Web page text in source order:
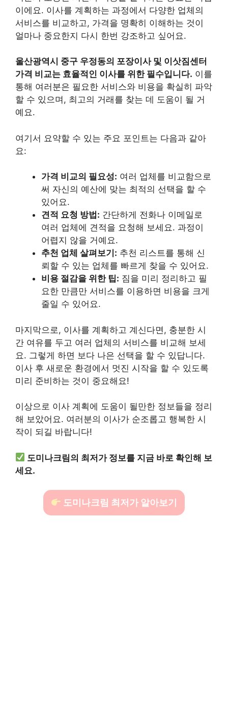
이에요. 이사를 계획하는 과정에서 다양한 업체의
서비스를 비교하고, 가격을 명확히 이해하는 것이
얼마나 중요한지 다시 한번 강조하고 싶어요.
울산광역시 중구 우정동의 포장이사 및 이삿짐센터
가격 비교는 효율적인 이사를 위한 필수입니다. 이를
통해 여러분은 필요한 서비스와 비용을 확실히 파악
할 수 있으며, 최고의 거래를 찾는 데 도움이 될 거
예요.
여기서 요약할 수 있는 주요 포인트는 다음과 같아
요:
가격 비교의 필요성: 여러 업체를 비교함으로
써 자신의 예산에 맞는 최적의 선택을 할 수
있어요.
견적 요청 방법: 간단하게 전화나 이메일로
여러 업체에 견적을 요청해 보세요. 과정이
어렵지 않을 거예요.
추천 업체 살펴보기: 추천 리스트를 통해 신
뢰할 수 있는 업체를 빠르게 찾을 수 있어요.
비용 절감을 위한 팁: 짐을 미리 정리하고 필
요한 만큼만 서비스를 이용하면 비용을 크게
줄일 수 있어요.
마지막으로, 이사를 계획하고 계신다면, 충분한 시
간 여유를 두고 여러 업체의 서비스를 비교해 보세
요. 그렇게 하면 보다 나은 선택을 할 수 있답니다.
이사 후 새로운 환경에서 멋진 시작을 할 수 있도록
미리 준비하는 것이 중요해요!
이상으로 이사 계획에 도움이 될만한 정보들을 정리
해 보았어요. 여러분의 이사가 순조롭고 행복한 시
작이 되길 바랍니다!
도미나크림의 최저가 정보를 지금 바로 확인해 보
세요.
도미나크림 최저가 알아보기